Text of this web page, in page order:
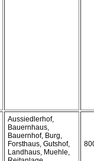
Aussiedlerhof,
Bauernhaus,
Bauernhof, Burg,
Forsthaus, Gutshof,
Landhaus, Muehle,